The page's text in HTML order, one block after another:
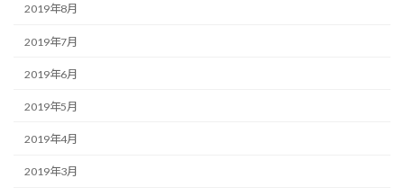
2019年8月
2019年7月
2019年6月
2019年5月
2019年4月
2019年3月